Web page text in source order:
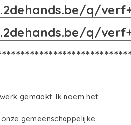
q/
q/
gemaakt. Ik noem het
gemeenschappelijke